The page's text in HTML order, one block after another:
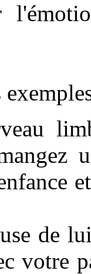
de
votre